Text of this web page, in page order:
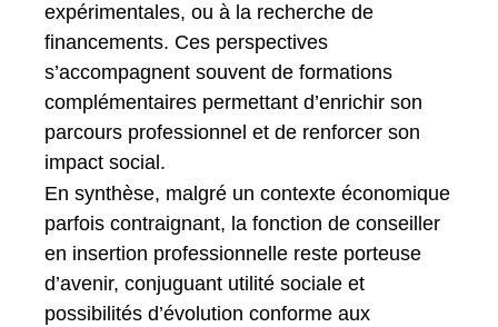
expérimentales, ou à la recherche de
financements. Ces perspectives
s’accompagnent souvent de formations
complémentaires permettant d’enrichir son
parcours professionnel et de renforcer son
impact social.
En synthèse, malgré un contexte économique
parfois contraignant, la fonction de conseiller
en insertion professionnelle reste porteuse
d’avenir, conjuguant utilité sociale et
possibilités d’évolution conforme aux